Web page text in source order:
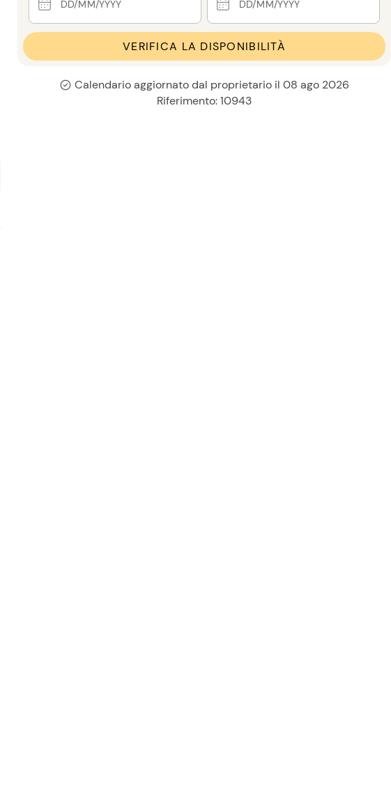
VERIFICA LA DISPONIBILITÀ
Calendario aggiornato dal proprietario il 08 ago 2026
Riferimento: 10943